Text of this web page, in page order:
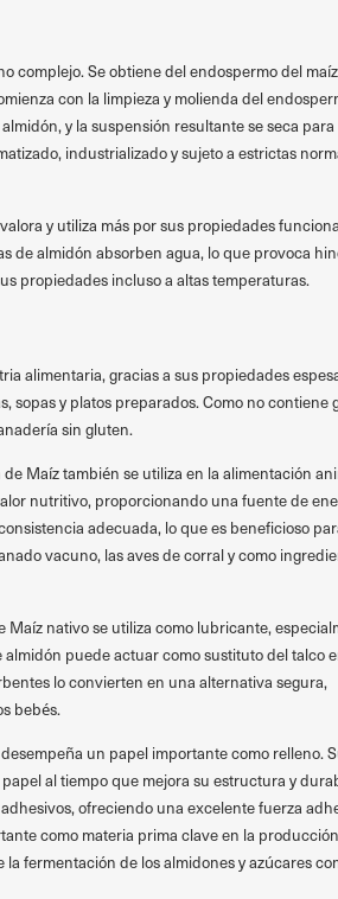
complejo. Se obtiene del endospermo del
con la limpieza y molienda del
y la suspensión resultante se seca para
industrializado y sujeto a estrictas
y utiliza más por sus propiedades
de almidón absorben agua, lo que provoca
propiedades incluso a altas temperaturas.
alimentaria, gracias a sus propiedades
sopas y platos preparados. Como no contiene
sin gluten.
Maíz también se utiliza en la alimentación
nutritivo, proporcionando una fuente de
adecuada, lo que es beneficioso
vacuno, las aves de corral y como
nativo se utiliza como lubricante,
puede actuar como sustituto del talco
lo convierten en una alternativa segura,
bebés.
un papel importante como relleno.
al tiempo que mejora su estructura y
ofreciendo una excelente fuerza
como materia prima clave en la
fermentación de los almidones y azúcares